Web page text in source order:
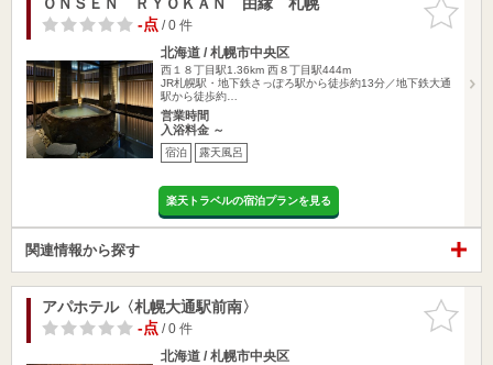
りに追加
-点/ 0 件
北海道 / 札幌市中央区
西１８丁目駅1.36km 西８丁目駅444m
JR札幌駅・地下鉄さっぽろ駅から徒歩約13分／地下鉄大通
駅から徒歩約…
営業時間
入浴料金 ～
宿泊 露天風呂
楽天トラベルの宿泊プランを見る
関連情報から探す
お気に入
りに追加
アパホテル〈札幌大通駅前南〉
-点/ 0 件
北海道 / 札幌市中央区